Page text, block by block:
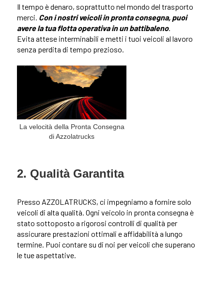
Il tempo è denaro, soprattutto nel mondo del trasporto
merci. Con i nostri veicoli in pronta consegna, puoi
avere la tua flotta operativa in un battibaleno.
Evita attese interminabili e metti i tuoi veicoli al lavoro
senza perdita di tempo prezioso.
La velocità della Pronta Consegna
di Azzolatrucks
2. Qualità Garantita
Presso AZZOLATRUCKS, ci impegniamo a fornire solo
veicoli di alta qualità. Ogni veicolo in pronta consegna è
stato sottoposto a rigorosi controlli di qualità per
assicurare prestazioni ottimali e affidabilità a lungo
termine. Puoi contare su di noi per veicoli che superano
le tue aspettative.